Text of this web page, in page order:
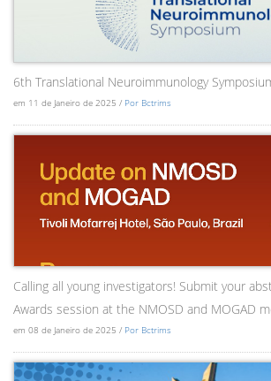
6th Translational Neuroimmunology
em 11 de Janeiro de 2025 / Por Bctrims
Calling all young investigators! Submit your
Awards session at the NMOSD and MOGAD
em 08 de Janeiro de 2025 / Por Bctrims